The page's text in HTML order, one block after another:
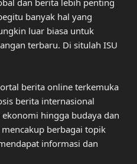
dan berita lebih penting
banyak hal yang
luar biasa untuk
terbaru. Di situlah ISU
berita online terkemuka
berita internasional
hingga budaya dan
berbagai topik
informasi dan